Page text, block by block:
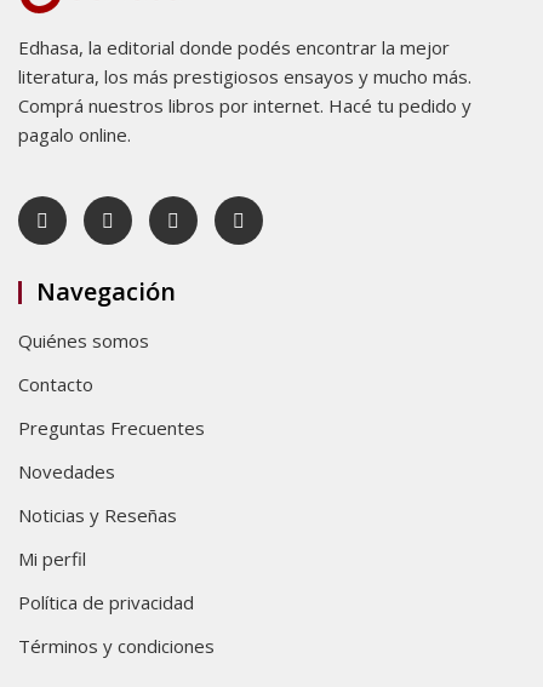
Edhasa, la editorial donde podés encontrar la mejor
literatura, los más prestigiosos ensayos y mucho más.
Comprá nuestros libros por internet. Hacé tu pedido y
pagalo online.
Navegación
Quiénes somos
Contacto
Preguntas Frecuentes
Novedades
Noticias y Reseñas
Mi perfil
Política de privacidad
Términos y condiciones